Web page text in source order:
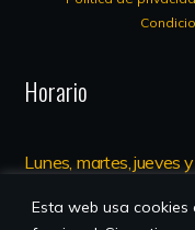
Esta web usa
Horario
Lunes, martes, jueves
13.00 – 00.00